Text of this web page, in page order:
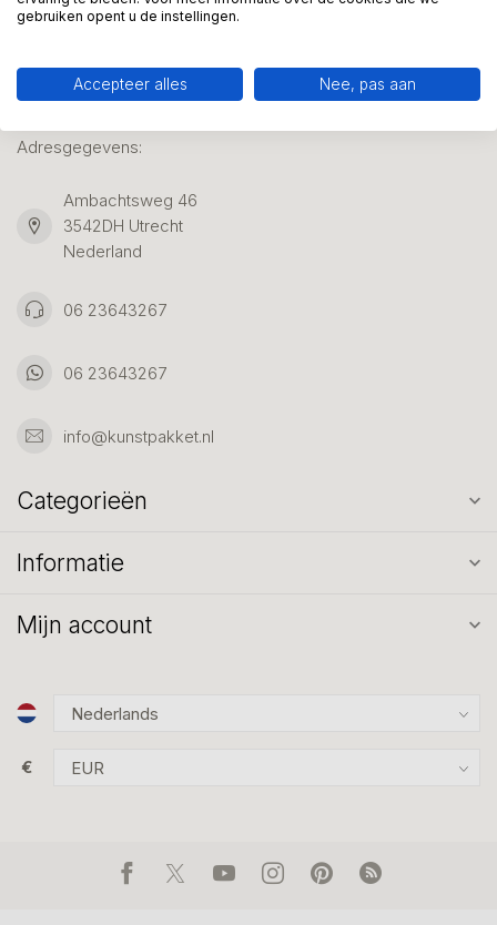
Adresgegevens:
Ambachtsweg 46
3542DH Utrecht
Nederland
06 23643267
06 23643267
info@kunstpakket.nl
Categorieën
Informatie
Mijn account
€
gebruiken opent u de instellingen.
Accepteer alles Nee, pas aan